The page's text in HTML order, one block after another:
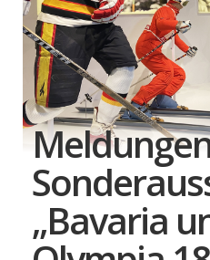
„Bavaria